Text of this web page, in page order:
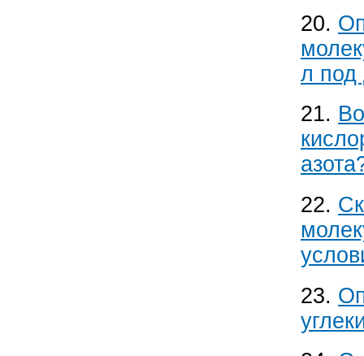
20.
л под
21.
22.
23.